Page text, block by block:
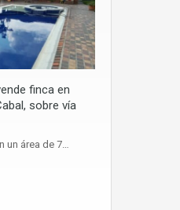
finca en
sobre vía
un área de 7…